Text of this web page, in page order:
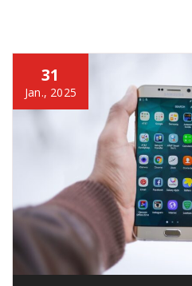
31
Jan., 2025